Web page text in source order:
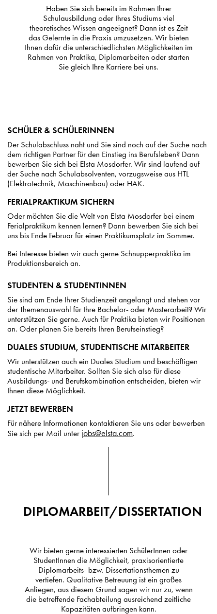
Haben Sie sich bereits im Rahmen Ihrer
Schulausbildung oder Ihres Studiums viel
theoretisches Wissen angeeignet? Dann ist es Zeit
das Gelernte in die Praxis umzusetzen. Wir bieten
Ihnen dafür die unterschiedlichsten Möglichkeiten im
Rahmen von Praktika, Diplomarbeiten oder starten
Sie gleich Ihre Karriere bei uns.
SCHÜLER & SCHÜLERINNEN
Der Schulabschluss naht und Sie sind noch auf der Suche nach
dem richtigen Partner für den Einstieg ins Berufsleben? Dann
bewerben Sie sich bei Elsta Mosdorfer. Wir sind laufend auf
der Suche nach Schulabsolventen, vorzugsweise aus HTL
(Elektrotechnik, Maschinenbau) oder HAK.
FERIALPRAKTIKUM SICHERN
Oder möchten Sie die Welt von Elsta Mosdorfer bei einem
Ferialpraktikum kennen lernen? Dann bewerben Sie sich bei
uns bis Ende Februar für einen Praktikumsplatz im Sommer.
Bei Interesse bieten wir auch gerne Schnupperpraktika im
Produktionsbereich an.
STUDENTEN & STUDENTINNEN
Sie sind am Ende Ihrer Studienzeit angelangt und stehen vor
der Themenauswahl für Ihre Bachelor- oder Masterarbeit? Wir
unterstützen Sie gerne. Auch für Praktika bieten wir Positionen
an. Oder planen Sie bereits Ihren Berufseinstieg?
DUALES STUDIUM, STUDENTISCHE MITARBEITER
Wir unterstützen auch ein Duales Studium und beschäftigen
studentische Mitarbeiter. Sollten Sie sich also für diese
Ausbildungs- und Berufskombination entscheiden, bieten wir
Ihnen diese Möglichkeit.
JETZT BEWERBEN
Für nähere Informationen kontaktieren Sie uns oder bewerben
Sie sich per Mail unter jobs@elsta.com.
DIPLOMARBEIT/DISSERTATION
Wir bieten gerne interessierten SchülerInnen oder
StudentInnen die Möglichkeit, praxisorientierte
Diplomarbeits- bzw. Dissertationsthemen zu
vertiefen. Qualitative Betreuung ist ein großes
Anliegen, aus diesem Grund sagen wir nur zu, wenn
die betreffende Fachabteilung ausreichend zeitliche
Kapazitäten aufbringen kann.